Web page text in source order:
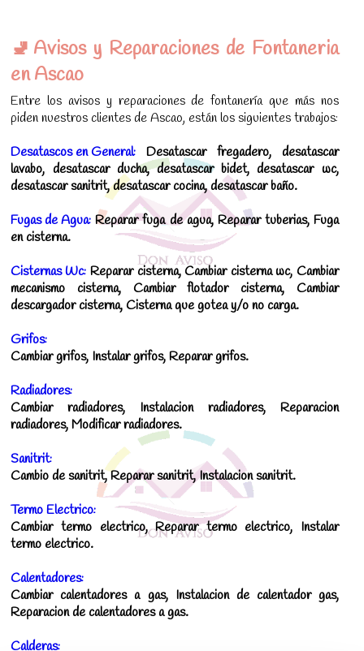
🚽Avisos y Reparaciones de Fontaneria
en Ascao
Entre los avisos y reparaciones de fontanería que más nos
piden nuestros clientes de Ascao, están los siguientes trabajos:
Desatascos en General: Desatascar fregadero, desatascar
lavabo, desatascar ducha, desatascar bidet, desatascar wc,
desatascar sanitrit, desatascar cocina, desatascar baño.
Fugas de Agua: Reparar fuga de agua, Reparar tuberias, Fuga
en cisterna.
Cisternas Wc: Reparar cisterna, Cambiar cisterna wc, Cambiar
mecanismo cisterna, Cambiar flotador cisterna, Cambiar
descargador cisterna, Cisterna que gotea y/o no carga.
Grifos:
Cambiar grifos, Instalar grifos, Reparar grifos.
Radiadores:
Cambiar radiadores, Instalacion radiadores, Reparacion
radiadores, Modificar radiadores.
Sanitrit:
Cambio de sanitrit, Reparar sanitrit, Instalacion sanitrit.
Termo Electrico:
Cambiar termo electrico, Reparar termo electrico, Instalar
termo electrico.
Calentadores:
Cambiar calentadores a gas, Instalacion de calentador gas,
Reparacion de calentadores a gas.
Calderas: